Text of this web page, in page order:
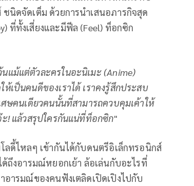
นิดจัดเต็ม ด้วยการนำเสนอภารกิจสุด
ที่ทั้งเสี่ยงและมีฟีล (Feel) ท็อกซิก
แม้แต่ตัวละครในอะนิเมะ (Anime)
เป็นคนดีของเราได้ เราคงรู้สึกประสบ
ษคนเดียวคนนั้นที่สามารถควบคุมเค้าให้
! แล้วสรุปใครกันแน่ที่ท็อกซิก"
ลดี้ไหลๆ เข้ากันได้กับดนตรีอิเล็กทรอนิกส์
ถึงอารมณ์หยอกเย้า ล้อเล่นกับอะไรที่
อารมณ์ของคนฟังเตลิดเปิดเปิงไปกับ